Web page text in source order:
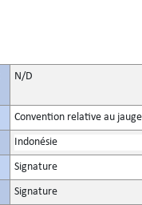
N/D
Convention relative au
Indonésie
Signature
Signature